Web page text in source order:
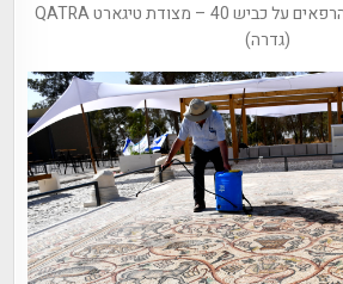
משטרת קטרה | מצודת הרפאים על כביש 40 – מצודת טיגארט QATRA
(גדרה)